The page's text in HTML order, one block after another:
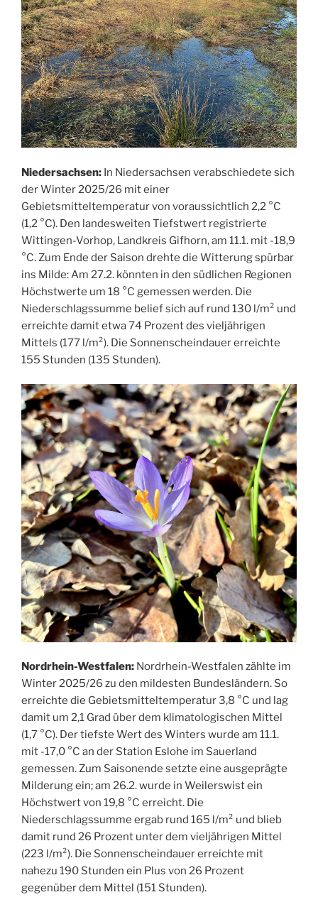
Niedersachsen: In Niedersachsen verabschiedete sich
der Winter 2025/26 mit einer
Gebietsmitteltemperatur von voraussichtlich 2,2 °C
(1,2 °C). Den landesweiten Tiefstwert registrierte
Wittingen-Vorhop, Landkreis Gifhorn, am 11.1. mit -18,9
°C. Zum Ende der Saison drehte die Witterung spürbar
ins Milde: Am 27.2. könnten in den südlichen Regionen
Höchstwerte um 18 °C gemessen werden. Die
Niederschlagssumme belief sich auf rund 130 l/m² und
erreichte damit etwa 74 Prozent des vieljährigen
Mittels (177 l/m²). Die Sonnenscheindauer erreichte
155 Stunden (135 Stunden).
Nordrhein-Westfalen: Nordrhein-Westfalen zählte im
Winter 2025/26 zu den mildesten Bundesländern. So
erreichte die Gebietsmitteltemperatur 3,8 °C und lag
damit um 2,1 Grad über dem klimatologischen Mittel
(1,7 °C). Der tiefste Wert des Winters wurde am 11.1.
mit -17,0 °C an der Station Eslohe im Sauerland
gemessen. Zum Saisonende setzte eine ausgeprägte
Milderung ein; am 26.2. wurde in Weilerswist ein
Höchstwert von 19,8 °C erreicht. Die
Niederschlagssumme ergab rund 165 l/m² und blieb
damit rund 26 Prozent unter dem vieljährigen Mittel
(223 l/m²). Die Sonnenscheindauer erreichte mit
nahezu 190 Stunden ein Plus von 26 Prozent
gegenüber dem Mittel (151 Stunden).